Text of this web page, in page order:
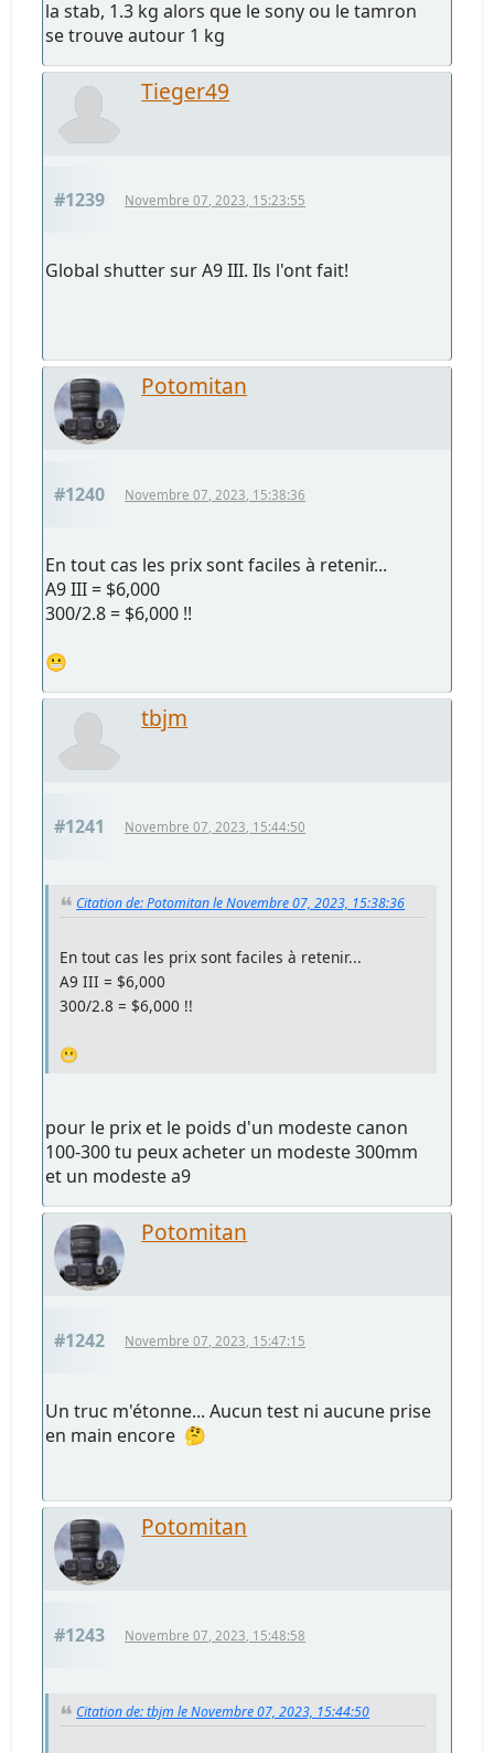
la stab, 1.3 kg alors que le sony ou le tamron
se trouve autour 1 kg
Tieger49
#1239 Novembre 07, 2023, 15:23:55
Global shutter sur A9 III. Ils l'ont fait!
Potomitan
#1240 Novembre 07, 2023, 15:38:36
En tout cas les prix sont faciles à retenir...
A9 III = $6,000
300/2.8 = $6,000 !!
😬
tbjm
#1241 Novembre 07, 2023, 15:44:50
Citation de: Potomitan le Novembre 07, 2023, 15:38:36
En tout cas les prix sont faciles à retenir...
A9 III = $6,000
300/2.8 = $6,000 !!
😬
pour le prix et le poids d'un modeste canon
100-300 tu peux acheter un modeste 300mm
et un modeste a9
Potomitan
#1242 Novembre 07, 2023, 15:47:15
Un truc m'étonne... Aucun test ni aucune prise
en main encore 🤔
Potomitan
#1243 Novembre 07, 2023, 15:48:58
Citation de: tbjm le Novembre 07, 2023, 15:44:50